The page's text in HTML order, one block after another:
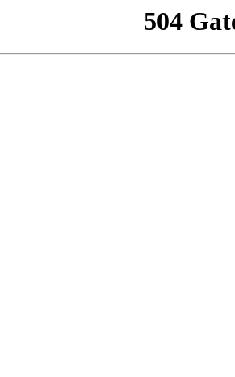
504